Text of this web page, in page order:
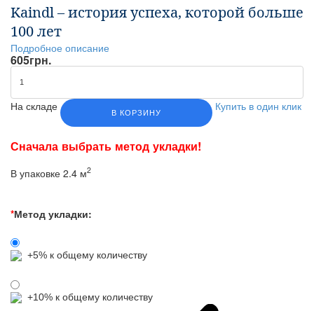
Kaindl – история успеха, которой больше
100 лет
Подробное описание
605грн.
На складе В КОРЗИНУ Купить в один клик
Сначала выбрать метод укладки!
В упаковке 2.4 м2
*Метод укладки:
+5% к общему количеству
+10% к общему количеству